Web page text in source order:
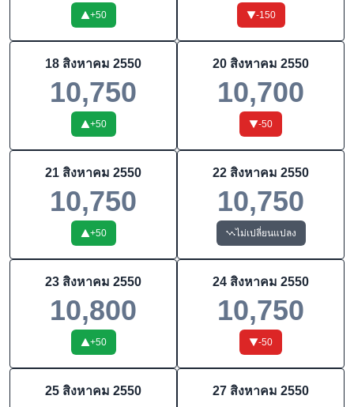
+50 -150
18 สิงหาคม 2550
10,750
+50
20 สิงหาคม 2550
10,700
-50
21 สิงหาคม 2550
10,750
+50
22 สิงหาคม 2550
10,750
ไม่เปลี่ยนแปลง
23 สิงหาคม 2550
10,800
+50
24 สิงหาคม 2550
10,750
-50
25 สิงหาคม 2550 27 สิงหาคม 2550